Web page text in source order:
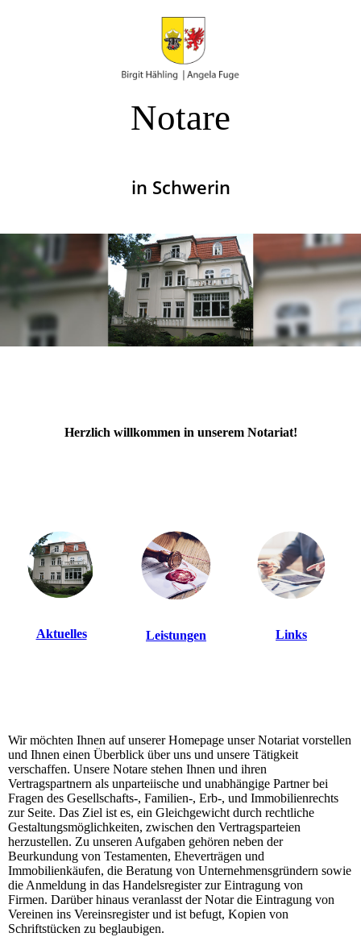
Notare
in Schwerin
Herzlich willkommen in unserem Notariat!
Aktuelles Leistungen Links
Wir möchten Ihnen auf unserer Homepage unser Notariat vorstellen
und Ihnen einen Überblick über uns und unsere Tätigkeit
verschaffen. Unsere Notare stehen Ihnen und ihren
Vertragspartnern als unparteiische und unabhängige Partner bei
Fragen des Gesellschafts-, Familien-, Erb-, und Immobilienrechts
zur Seite. Das Ziel ist es, ein Gleichgewicht durch rechtliche
Gestaltungsmöglichkeiten, zwischen den Vertragsparteien
herzustellen. Zu unseren Aufgaben gehören neben der
Beurkundung von Testamenten, Eheverträgen und
Immobilienkäufen, die Beratung von Unternehmensgründern sowie
die Anmeldung in das Handelsregister zur Eintragung von
Firmen. Darüber hinaus veranlasst der Notar die Eintragung von
Vereinen ins Vereinsregister und ist befugt, Kopien von
Schriftstücken zu beglaubigen.